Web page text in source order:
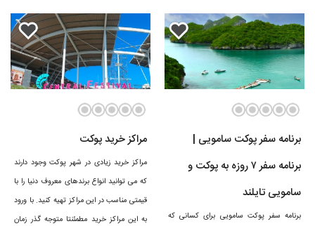
سال ۲۰۰۴ بود که آثار تخریبی زیادی بر این منطقه داشت.
جاهای دیدنی پوکت
پوکت دارای چشم‌اندازهای شگفت انگیز و محیط طبیعی فوق العاده است.
سواحل پوکت به واسطه آب‌های شفاف و زمردین، ماسه‌های نرم سفید و طلایی
و جنگل‌های بارانی و استوایی در بین گردشگران مشهور است. سواحلی مانند
هات کارون (Hat Karon) و هات کامالا (Hat Kamala) مشهورترین این
سواحل هستند. همچنین جاذبه های گردشگری مانند آکواریوم پوکت با ۳۰۰
برنامه سفر پوکت سامویی |
برنامه سفر ۷ روزه به پوکت و
سامویی تایلند
برنامه سفر پوکت سامویی برای کسانی که
مراکز خرید پوکت
مراکز خرید زیادی در شهر پوکت وجود دارند
که می توانید انواع برندهای معروف دنیا را با
قیمتی مناسب در این مراکز تهیه کنید. با ورود
به این مراکز ‏خرید مطمئنتا متوجه گذر زمان